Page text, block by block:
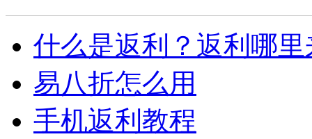
什么是返利？返利哪
易八折怎么用
手机返利教程